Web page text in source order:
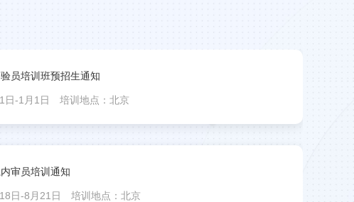
员培训班预招生通知
日-1月1日 培训地点：北京
审员培训通知
日-8月21日 培训地点：北京